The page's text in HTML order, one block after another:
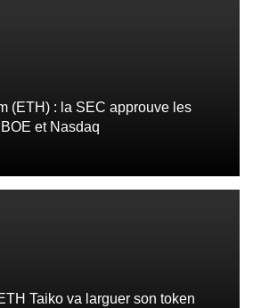
(ETH) : la SEC approuve les
et Nasdaq
Taiko va larguer son token